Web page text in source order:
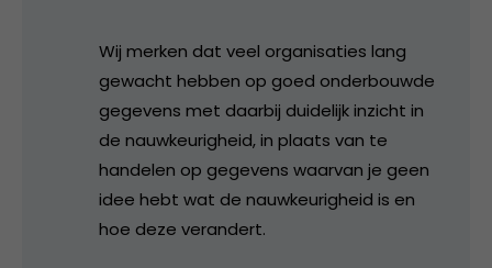
Wij merken dat veel organisaties lang
gewacht hebben op goed onderbouwde
gegevens met daarbij duidelijk inzicht in
de nauwkeurigheid, in plaats van te
handelen op gegevens waarvan je geen
idee hebt wat de nauwkeurigheid is en
hoe deze verandert.